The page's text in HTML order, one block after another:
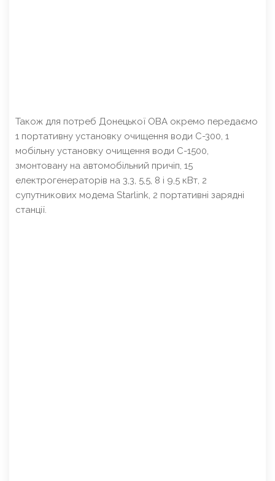
Також для потреб Донецької ОВА окремо передаємо
1 портативну установку очищення води С-300, 1
мобільну установку очищення води С-1500,
змонтовану на автомобільний причіп, 15
електрогенераторів на 3,3, 5,5, 8 і 9,5 кВт, 2
супутникових модема Starlink, 2 портативні зарядні
станції.